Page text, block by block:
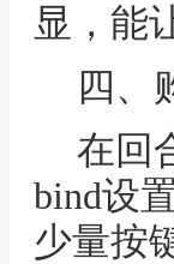
显，能
四、
在回
bind设
少量按